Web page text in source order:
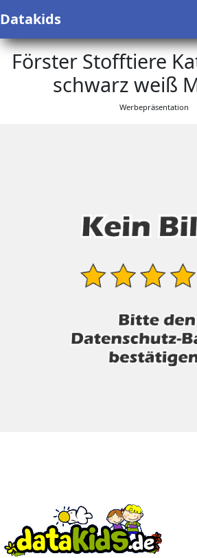
Datakids
Förster Stofftiere
schwarz weiß
Werbepräsentation